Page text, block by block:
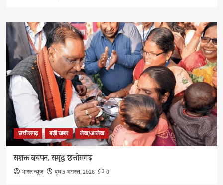
छत्तीसगढ़ बड़ी खबर लेख/आलेख
सशक्त बचपन, समृद्ध छत्तीसगढ़
भारत न्यूज़ बुध 5 अगस्त, 2026 0